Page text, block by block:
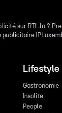
sur RTL.lu ?
Lifestyle
Gastronomie
Insolite
People